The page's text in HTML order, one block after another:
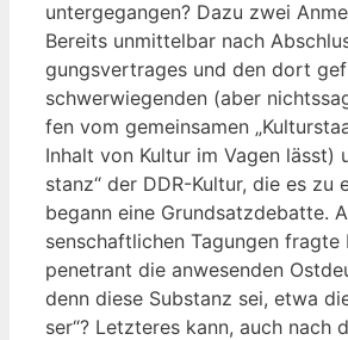
unter­ge­gan­gen? Dazu zwei
Bereits unmit­tel­bar nach
gungs­ver­tra­ges und den dort
schwer­wie­gen­den (aber
fen vom gemein­sa­men
Inhalt von Kul­tur im Vagen lässt)
stanz“ der DDR-Kul­tur, die es zu
begann eine Grund­satz­de­bat­te.
sen­schaft­li­chen Tagun­gen frag­te
pene­trant die anwe­sen­den
denn die­se Sub­stanz sei, etwa
ser“? Letz­te­res kann, auch nach